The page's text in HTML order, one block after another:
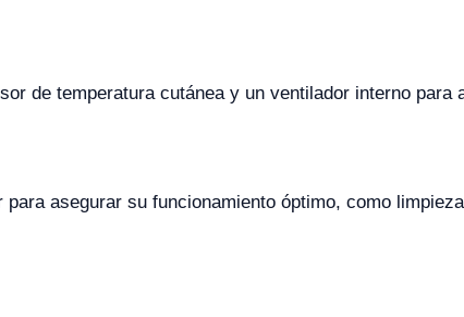
de temperatura cutánea y un ventilador interno para
para asegurar su funcionamiento óptimo, como